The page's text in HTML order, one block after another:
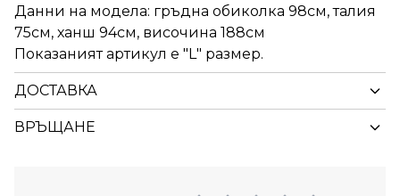
Данни на модела: гръдна обиколка 98см, талия
75см, ханш 94см, височина 188см
Показаният артикул е "L" размер.
ДОСТАВКА
ВРЪЩАНЕ